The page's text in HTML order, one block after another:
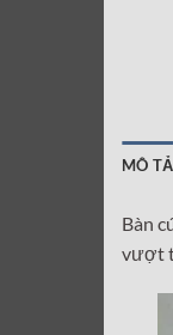
MÔ TẢ
Bàn
vượt